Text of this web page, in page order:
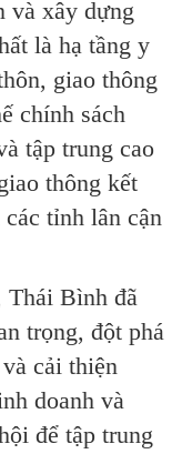
và xây dựng
là hạ tầng y
giao thông
chính sách
tập trung cao
thông kết
tỉnh lân cận
Thái Bình đã
trọng, đột phá
cải thiện
doanh và
để tập trung